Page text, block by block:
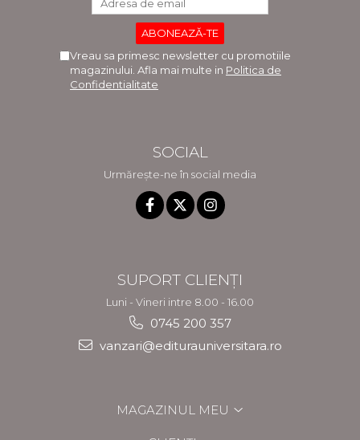
Vreau sa primesc newsletter cu promotiile
magazinului. Afla mai multe in Politica de
Confidentialitate
SOCIAL
Urmărește-ne în social media
SUPORT CLIENȚI
Luni - Vineri intre 8.00 - 16.00
0745 200 357
vanzari@editurauniversitara.ro
MAGAZINUL MEU